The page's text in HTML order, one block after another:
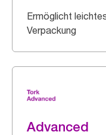
Ermöglicht
Verpackung
Advanced